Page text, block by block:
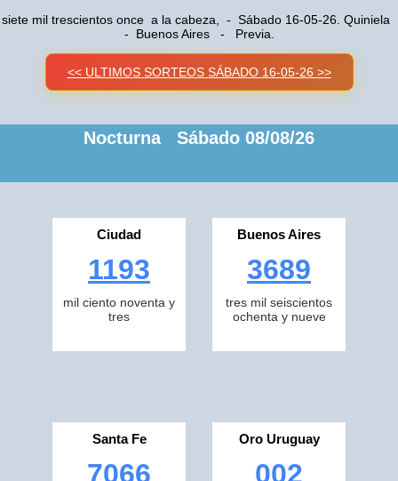
siete mil trescientos once a la cabeza, - Sábado 16-05-26. Quiniela
- Buenos Aires - Previa.
<< ULTIMOS SORTEOS SÁBADO 16-05-26 >>
Nocturna Sábado 08/08/26
Ciudad
1193
mil ciento noventa y
tres
Buenos Aires
3689
tres mil seiscientos
ochenta y nueve
Santa Fe
7066
Oro Uruguay
002